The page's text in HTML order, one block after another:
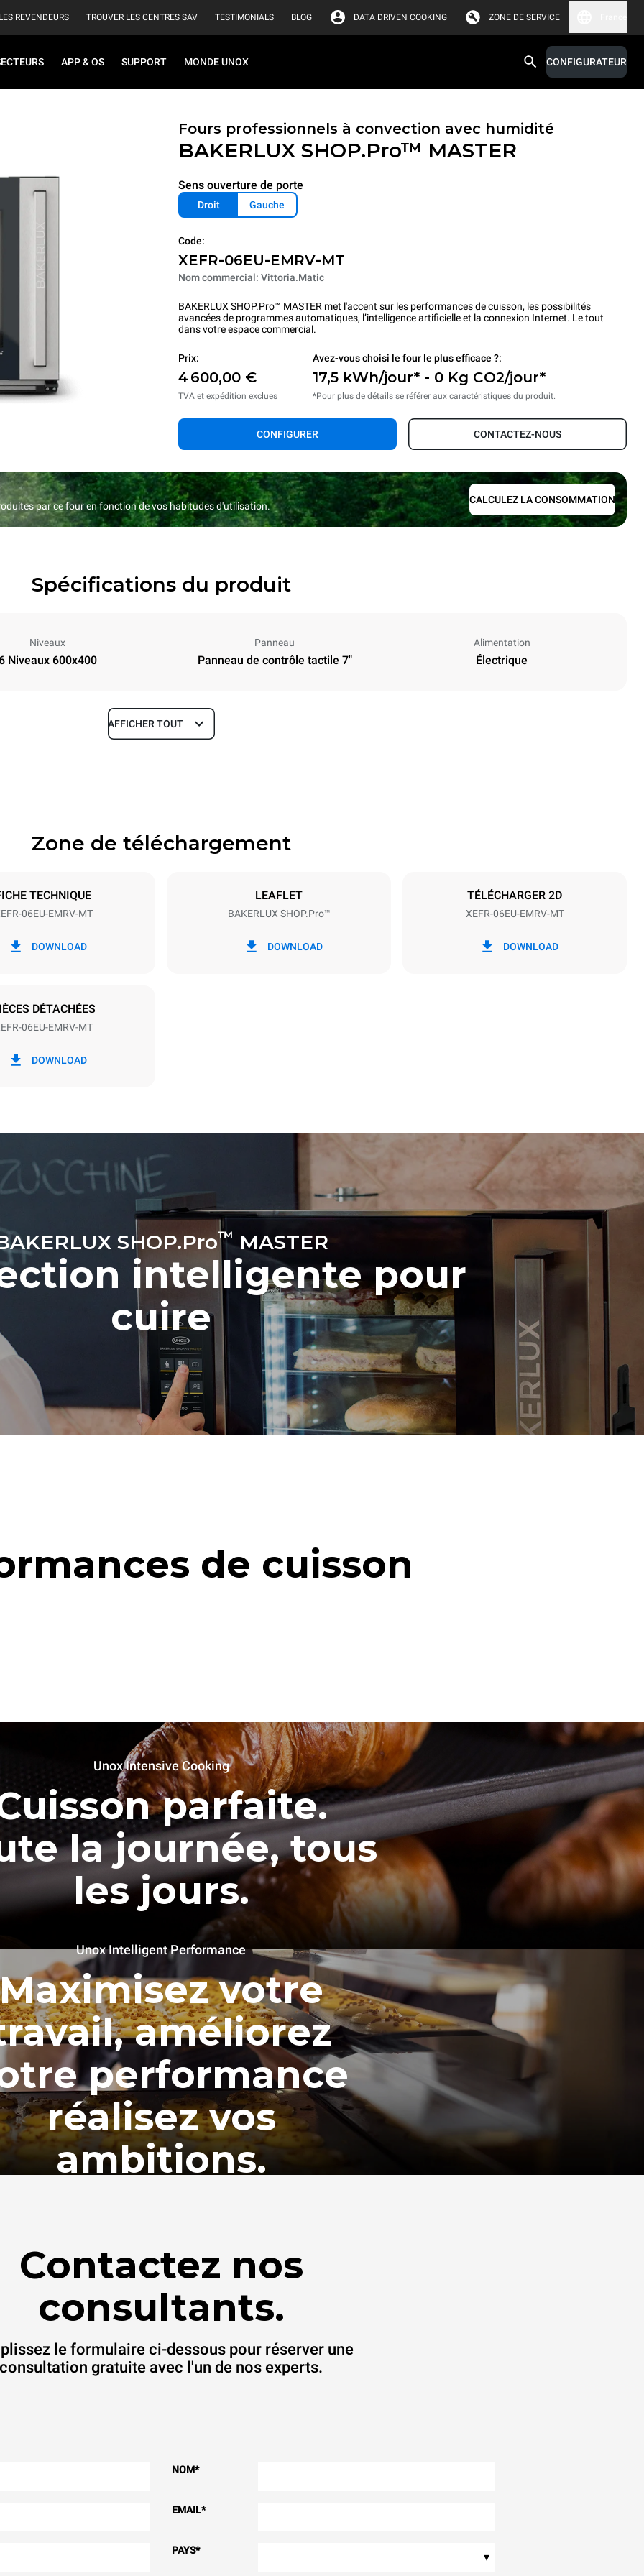
REVENDEURS TROUVER LES CENTRES SAV TESTIMONIALS BLOG DATA DRIVEN COOKING ZONE DE SERVICE
APP & OS SUPPORT MONDE UNOX CONFIGURATEUR
Fours professionnels à convection avec humidité
BAKERLUX SHOP.Pro™ MASTER
Sens ouverture de porte
Droit Gauche
Code:
XEFR-06EU-EMRV-MT
Nom commercial: Vittoria.Matic
BAKERLUX SHOP.Pro™ MASTER met l'accent sur les performances de cuisson, les possibilités
avancées de programmes automatiques, l’intelligence artificielle et la connexion Internet. Le tout
dans votre espace commercial.
Prix:
4 600,00 €
TVA et expédition exclues
Avez-vous choisi le four le plus efficace ?:
17,5 kWh/jour* - 0 Kg CO2/jour*
*Pour plus de détails se référer aux caractéristiques du produit.
CONFIGURER CONTACTEZ-NOUS
par ce four en fonction de vos habitudes d'utilisation.
CALCULEZ LA CONSOMMATION
Spécifications du produit
Niveaux
Niveaux 600x400
Panneau
Panneau de contrôle tactile 7"
Alimentation
Électrique
Profondeur
Taille de la plaque
/ 220-240V 3~
ces dernières peuvent être éliminées en
choisissant d'acheter de l'énergie produite
AFFICHER TOUT
Zone de téléchargement
TECHNIQUE
06EU-EMRV-MT
DOWNLOAD
LEAFLET
BAKERLUX SHOP.Pro™
DOWNLOAD
TÉLÉCHARGER 2D
XEFR-06EU-EMRV-MT
DOWNLOAD
DÉTACHÉES
06EU-EMRV-MT
DOWNLOAD
SHOP.Pro™MASTER
intelligente pour
cuire
de cuisson
Unox Intensive Cooking
parfaite.
la journée, tous
les jours.
Unox Intelligent Performance
votre
améliorez
performance
réalisez vos
ambitions.
Contactez nos
consultants.
le formulaire ci-dessous pour réserver une
consultation gratuite avec l'un de nos experts.
NOM*
EMAIL*
PAYS* ▾